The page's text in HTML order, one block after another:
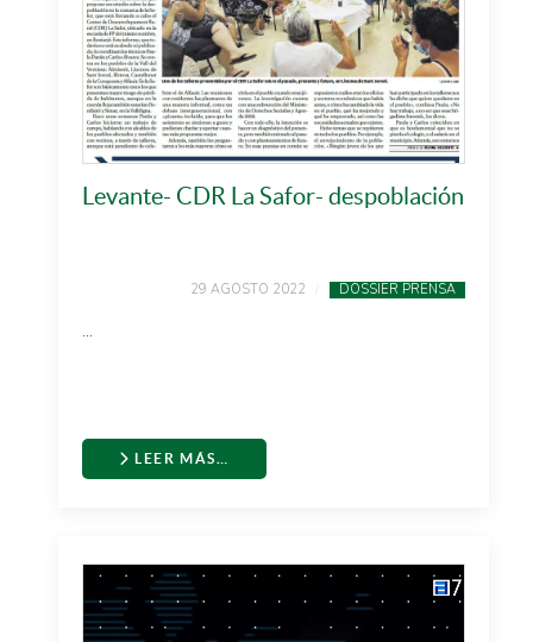
Levante- CDR La Safor- despoblación
29 AGOSTO 2022 DOSSIER PRENSA
...
LEER MÁS…